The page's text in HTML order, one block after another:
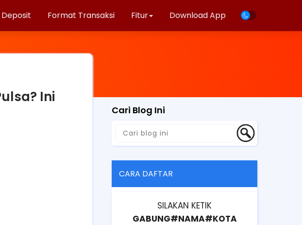
Format Transaksi Fitur Download App
Ini
Cari Blog Ini
CARA DAFTAR
SILAKAN KETIK
GABUNG#NAMA#KOTA